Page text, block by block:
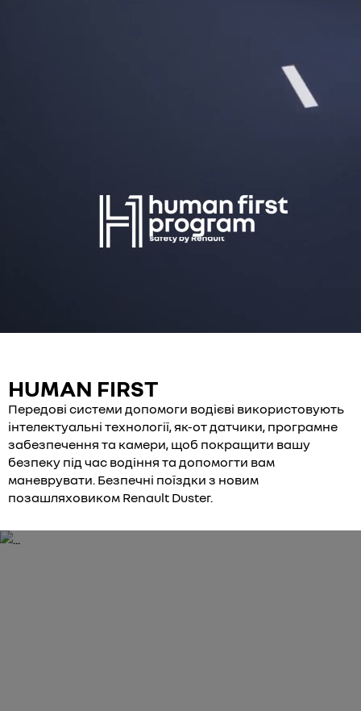
HUMAN FIRST
Передові системи допомоги водієві використовують
інтелектуальні технології, як-от датчики, програмне
забезпечення та камери, щоб покращити вашу
безпеку під час водіння та допомогти вам
маневрувати. Безпечні поїздки з новим
позашляховиком Renault Duster.